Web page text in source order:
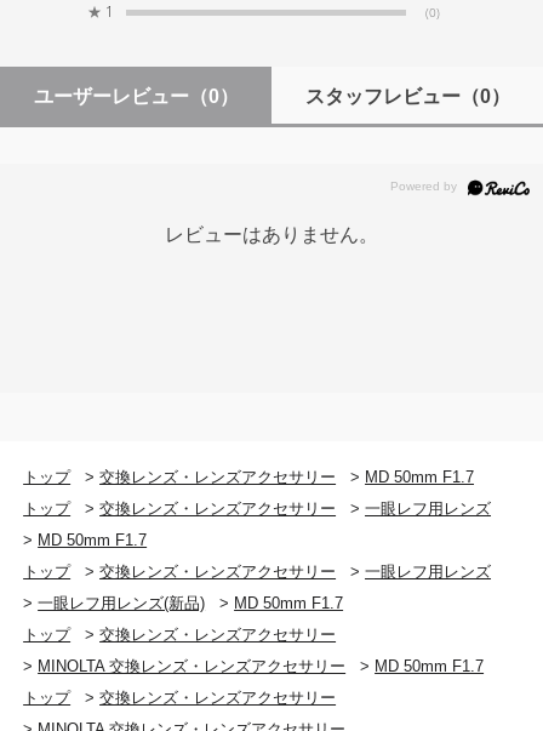
★ 1 (0)
ユーザーレビュー （0） スタッフレビュー（0）
レビューはありません。
トップ >交換レンズ・レンズアクセサリー > MD 50mm F1.7
トップ
>交換レンズ・レンズアクセサリー >一眼レフ用レンズ
> MD 50mm F1.7
トップ
>交換レンズ・レンズアクセサリー >一眼レフ用レンズ
>一眼レフ用レンズ(新品) > MD 50mm F1.7
トップ
>交換レンズ・レンズアクセサリー
> MINOLTA 交換レンズ・レンズアクセサリー > MD 50mm F1.7
トップ
>交換レンズ・レンズアクセサリー